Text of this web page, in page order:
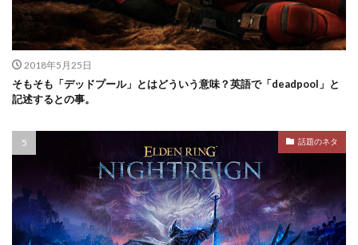
2018年5月25日
そもそも「デッドプール」とはどういう意味？英語で「deadpool」と
記述するとの事。
話題のネタ